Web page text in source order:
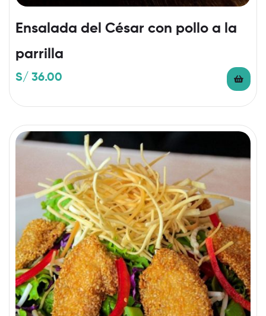
Ensalada del César con pollo a la
parrilla
S/ 36.00